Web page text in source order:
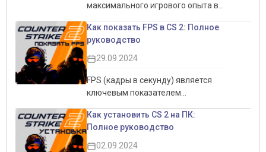
максимального игрового опыта в
игру. Это не только позволит
увеличить производительность,
но и обеспечит более комфортный
интерфейса, графики и звука
могут существенно повлиять на
плавной и отзывчивой. В этом
руководстве мы подробно
рассмотрим все аспекты
Как показать FPS в CS 2: Полное
руководство
29.09.2024
FPS (кадры в секунду) является
ключевым показателем
особенно в соревновательных
играх, таких как CS 2.
Отслеживание FPS помогает
Как установить CS 2 на ПК:
Полное руководство
02.09.2024